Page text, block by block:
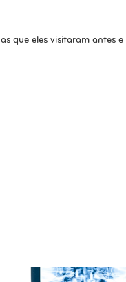
que eles visitaram antes